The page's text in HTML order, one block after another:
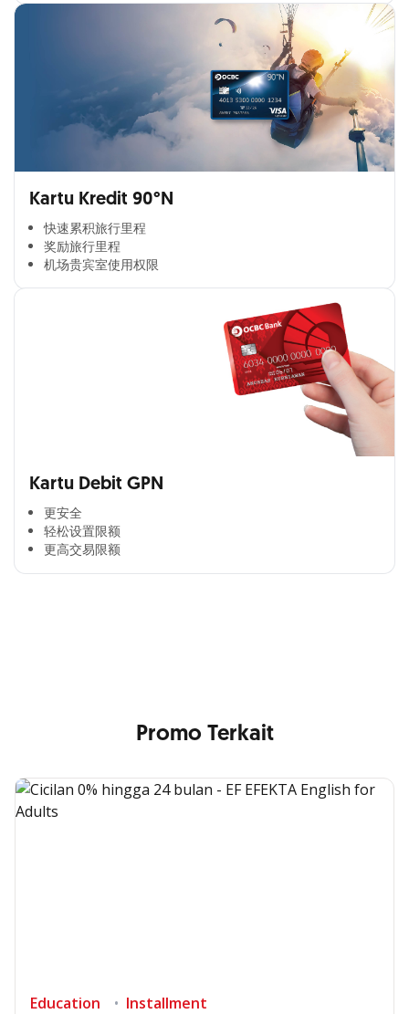
Kartu Kredit 90°N
快速累积旅行里程​
奖励旅行里程​
机场贵宾室使用权限​
Kartu Debit GPN
更安全​
轻松设置限额​
更高交易限额​
Cross Selling Banner Global
Promo Terkait
Education Installment